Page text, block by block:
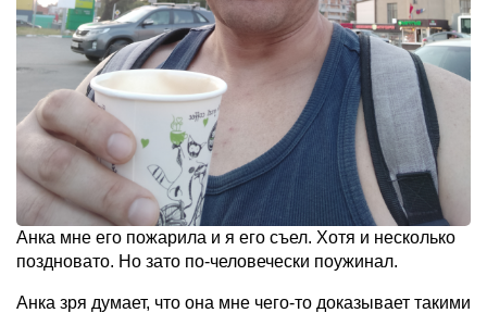
Анка мне его пожарила и я его съел. Хотя и несколько
поздновато. Но зато по-человечески поужинал.
Анка зря думает, что она мне чего-то доказывает такими